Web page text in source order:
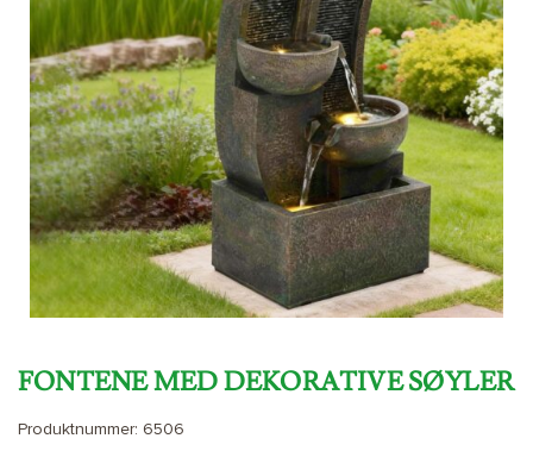
FONTENE MED DEKORATIVE SØYLER
Produktnummer: 6506